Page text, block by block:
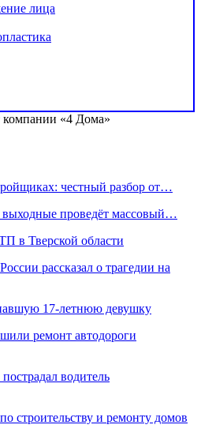
лица
компании «4 Дома»
честный разбор от…
выходные проведёт массовый…
в Тверской области
рассказал о трагедии на
17-летнюю девушку
ремонт автодороги
водитель
строительству и ремонту домов